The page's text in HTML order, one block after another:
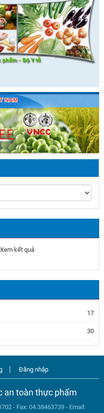
Xem kết quả
17
30
Đăng nhập
an toàn thực phẩm
- Fax: 04.38463739 - Email: